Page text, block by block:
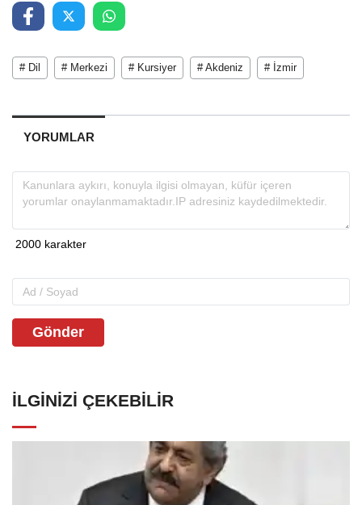
# Dil # Merkezi # Kursiyer # Akdeniz # İzmir
YORUMLAR
Gönder
İLGINIZI ÇEKEBILIR